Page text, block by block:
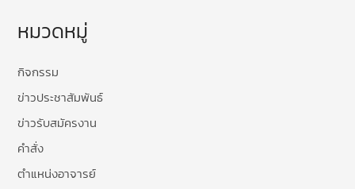
หมวดหมู่
กิจกรรม
ข่าวประชาสัมพันธ์
ข่าวรับสมัครงาน
คำสั่ง
ตำแหน่งอาจารย์